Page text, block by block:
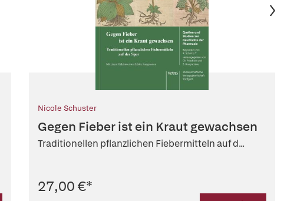
Nicole Schuster
Gegen Fieber ist ein Kraut gewachsen
Traditionellen pflanzlichen Fiebermitteln auf d...
27,00 €*